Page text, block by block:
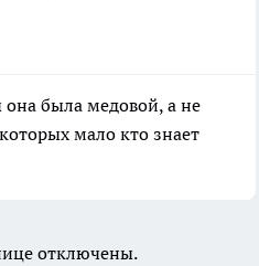
она была медовой, а не
мало кто знает
отключены.